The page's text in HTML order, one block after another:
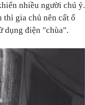
nhiều người chú ý.
thì gia chủ nên cất ổ
dụng điện "chùa".